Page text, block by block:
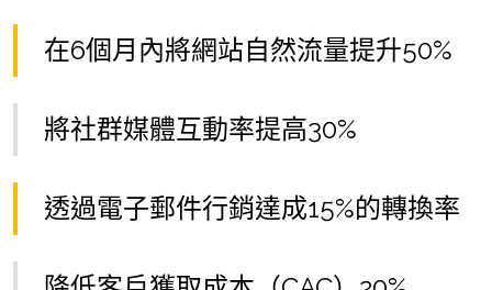
在6個月內將網站自然流量提升50%
將社群媒體互動率提高30%
透過電子郵件行銷達成15%的轉換率